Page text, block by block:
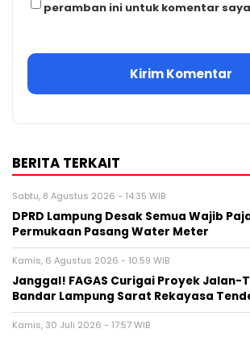
peramban ini untuk komentar
BERITA TERKAIT
Sabtu, 8 Agustus 2026 - 14:35 WIB
DPRD Lampung Desak Semua Wajib
Permukaan Pasang Water Meter
Kamis, 6 Agustus 2026 - 10:59 WIB
Janggal! FAGAS Curigai Proyek Jalan-
Bandar Lampung Sarat Rekayasa
Kamis, 30 Juli 2026 - 17:57 WIB